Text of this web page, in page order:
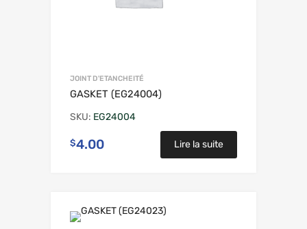
JOINT D'ETANCHEITÉ
GASKET (EG24004)
SKU: EG24004
$4.00 Lire la suite